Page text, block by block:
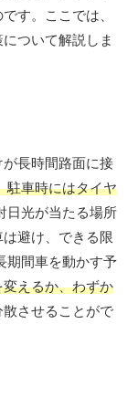
す。ここでは、
ついて解説しま
長時間路面に接
駐車時にはタイヤ
日光が当たる場所
避け、できる限
期間車を動かす予
えるか、わずか
させることがで